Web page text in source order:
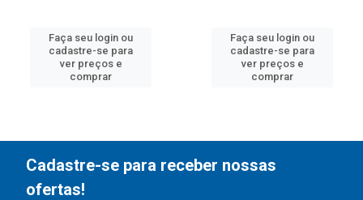
Faça seu login ou
cadastre-se para
ver preços e
comprar
Faça seu login ou
cadastre-se para
ver preços e
comprar
Cadastre-se para receber nossas
ofertas!